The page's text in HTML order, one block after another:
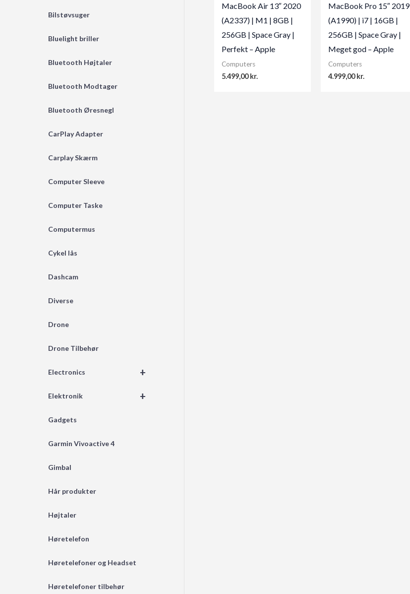
Bilstøvsuger
Bluelight briller
Bluetooth Højtaler
Bluetooth Modtager
Bluetooth Øresnegl
CarPlay Adapter
Carplay Skærm
Computer Sleeve
Computer Taske
Computermus
Cykel lås
Dashcam
Diverse
Drone
Drone Tilbehør
+
Electronics
+
Elektronik
Gadgets
Garmin Vivoactive 4
Gimbal
Hår produkter
Højtaler
Høretelefon
Høretelefoner og Headset
Høretelefoner tilbehør
MacBook Air 13″ 2020
(A2337) | M1 | 8GB |
256GB | Space Gray |
Perfekt – Apple
Computers
5.499,00kr.
MacBook Pro 15″ 2019
(A1990) | i7 | 16GB |
256GB | Space Gray |
Meget god – Apple
Computers
4.999,00kr.